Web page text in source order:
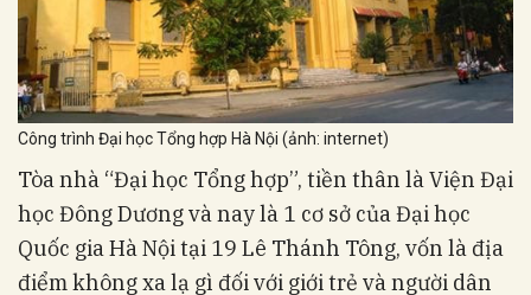
Công trình Đại học Tổng hợp Hà Nội (ảnh: internet)
Tòa nhà “Đại học Tổng hợp”, tiền thân là Viện Đại
học Đông Dương và nay là 1 cơ sở của Đại học
Quốc gia Hà Nội tại 19 Lê Thánh Tông, vốn là địa
điểm không xa lạ gì đối với giới trẻ và người dân